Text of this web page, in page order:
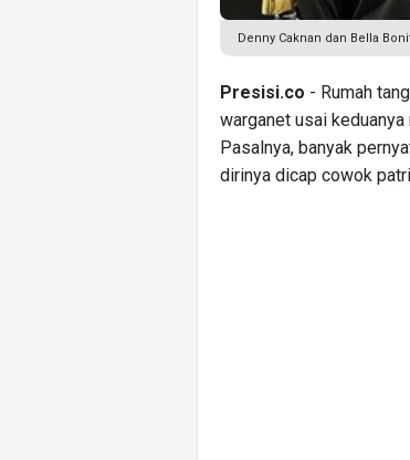
Denny Caknan dan Bella
Presisi.co - Rumah
warganet usai
Pasalnya, banyak
dirinya dicap cowok